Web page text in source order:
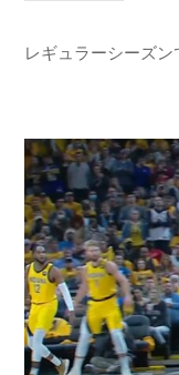
レギュラーシーズ